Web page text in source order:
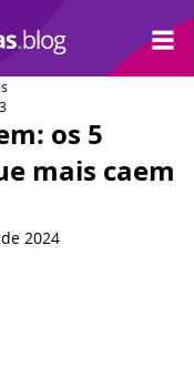
os 5
mais caem
2024